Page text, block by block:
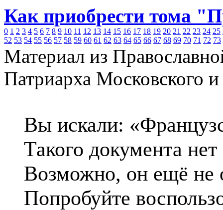
Как приобрести тома
0 1 2 3 4 5 6 7 8 9 10 11 12 13 14 15 16 17 18 19 20 21 22 23 24 25
52 53 54 55 56 57 58 59 60 61 62 63 64 65 66 67 68 69 70 71 72 73
Материал из
Патриарха Московского
Вы искали:
Такого документа
Возможно, он ещё не
Попробуйте